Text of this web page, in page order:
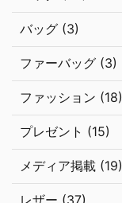
バッグ (3)
ファーバッグ (3)
ファッション (18)
プレゼント (15)
メディア掲載 (19)